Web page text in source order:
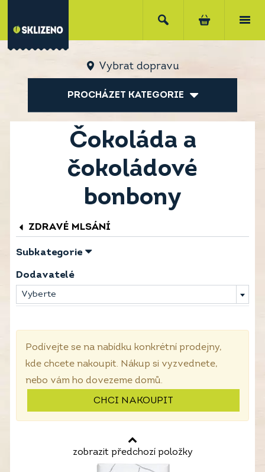
Vybrat dopravu
PROCHÁZET KATEGORIE
Čokoláda a
čokoládové
bonbony
ZDRAVÉ MLSÁNÍ
Subkategorie
Dodavatelé
Vyberte
Podívejte se na nabídku konkrétní prodejny,
kde chcete nakoupit. Nákup si vyzvednete,
nebo vám ho dovezeme domů.
CHCI NAKOUPIT
zobrazit předchozí položky